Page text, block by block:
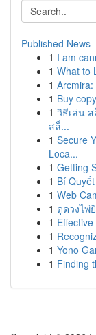
Published News
1 I am
1 What to
1
1 Buy
1 วิธีเล่น
สล็...
1 Secure
Loca...
1 Getting
1 Bí
1 Web
1 ดูดวงไพ่
1
1
1 Yono
1 Finding